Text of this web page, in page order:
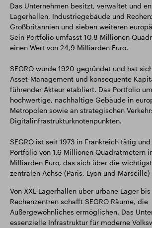
Das Unternehmen besitzt, verwaltet und
Lagerhallen, Industriegebäude und
Großbritannien und sieben weiteren
Sein Portfolio umfasst 10,8 Millionen
einen Wert von 24,9 Milliarden Euro.
SEGRO wurde 1920 gegründet und hat
Asset-Management und konsequente
führender Akteur etabliert. Das Portfolio
hochwertige, nachhaltige Gebäude in
Metropolen sowie an strategischen
Digitalinfrastrukturknotenpunkten.
SEGRO ist seit 1973 in Frankreich tätig
Portfolio von 1,6 Millionen Quadratmetern
Milliarden Euro, das sich über die
zentralen Achse (Paris, Lyon und
Von XXL-Lagerhallen über urbane Lager
Rechenzentren schafft SEGRO Räume, die
Außergewöhnliches ermöglichen. Das
essenzielle Infrastruktur für moderne